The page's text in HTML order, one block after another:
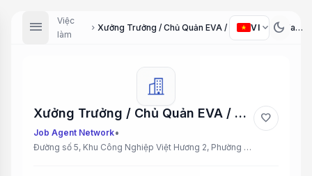
menu
Việc
làm
chevron_right Xưởng Trưởng / Chủ Quản EVA / Kỹ thuật EVA (Factory Manager / EVA Supervisor / EVA Technician)
VI expand_more dark_mode
Xưởng Trưởng / Chủ Quản EVA / Kỹ thuật EVA (Factory Manager / EVA Supervisor / EVA Technician)
Job Agent Network•
Đường số 5, Khu Công Nghiệp Việt Hương 2, Phường Tây Nam, Thành phố Hồ Chí Minh
favorite